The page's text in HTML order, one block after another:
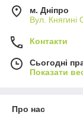
м. Дніпро
Вул. Княгині
Контакти
Сьогодні
Показати
Про нас